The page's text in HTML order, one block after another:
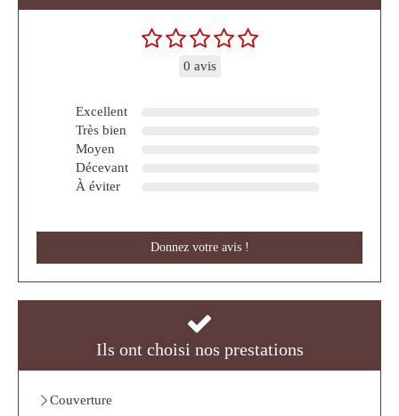
0 avis
Excellent
Très bien
Moyen
Décevant
À éviter
Donnez votre avis !
Ils ont choisi nos prestations
Couverture